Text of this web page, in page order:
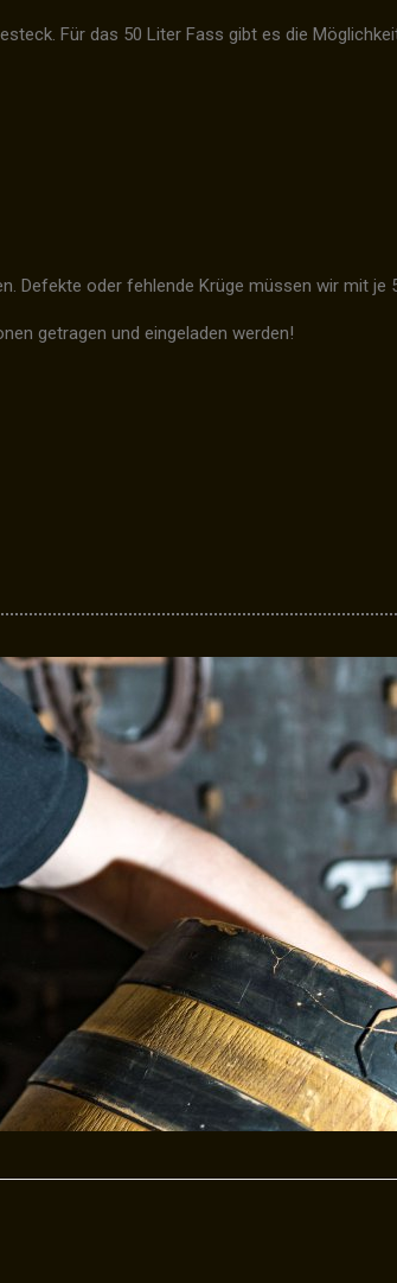
Für das 50 Liter Fass gibt es die
Defekte oder fehlende Krüge müssen wir mit je
getragen und eingeladen werden!